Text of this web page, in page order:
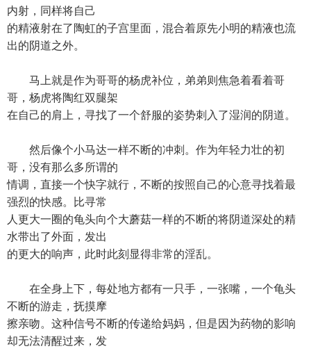
内射，同样将自己
的精液射在了陶虹的子宫里面，混合着原先小明的精液也流
出的阴道之外。
马上就是作为哥哥的杨虎补位，弟弟则焦急着看着哥
哥，杨虎将陶红双腿架
在自己的肩上，寻找了一个舒服的姿势刺入了湿润的阴道。
然后像个小马达一样不断的冲刺。作为年轻力壮的初
哥，没有那么多所谓的
情调，直接一个快字就行，不断的按照自己的心意寻找着最
强烈的快感。比寻常
人更大一圈的龟头向个大蘑菇一样的不断的将阴道深处的精
水带出了外面，发出
的更大的响声，此时此刻显得非常的淫乱。
在全身上下，每处地方都有一只手，一张嘴，一个龟头
不断的游走，抚摸摩
擦亲吻。这种信号不断的传递给妈妈，但是因为药物的影响
却无法清醒过来，发